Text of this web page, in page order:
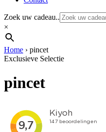
Zoek uw cadeau..
×
Home › pincet
Exclusieve Selectie
pincet